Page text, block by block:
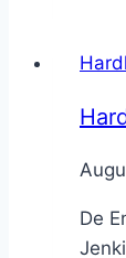
By
De